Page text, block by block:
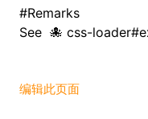
#Remarks
See
css-
编辑此页面